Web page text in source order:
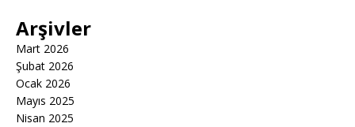
Arşivler
Mart 2026
Şubat 2026
Ocak 2026
Mayıs 2025
Nisan 2025